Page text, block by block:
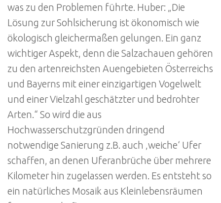
was zu den Problemen führte. Huber: „Die
Lösung zur Sohlsicherung ist ökonomisch wie
ökologisch gleichermaßen gelungen. Ein ganz
wichtiger Aspekt, denn die Salzachauen gehören
zu den artenreichsten Auengebieten Österreichs
und Bayerns mit einer einzigartigen Vogelwelt
und einer Vielzahl geschätzter und bedrohter
Arten.“ So wird die aus
Hochwasserschutzgründen dringend
notwendige Sanierung z.B. auch ‚weiche‘ Ufer
schaffen, an denen Uferanbrüche über mehrere
Kilometer hin zugelassen werden. Es entsteht so
ein natürliches Mosaik aus Kleinlebensräumen